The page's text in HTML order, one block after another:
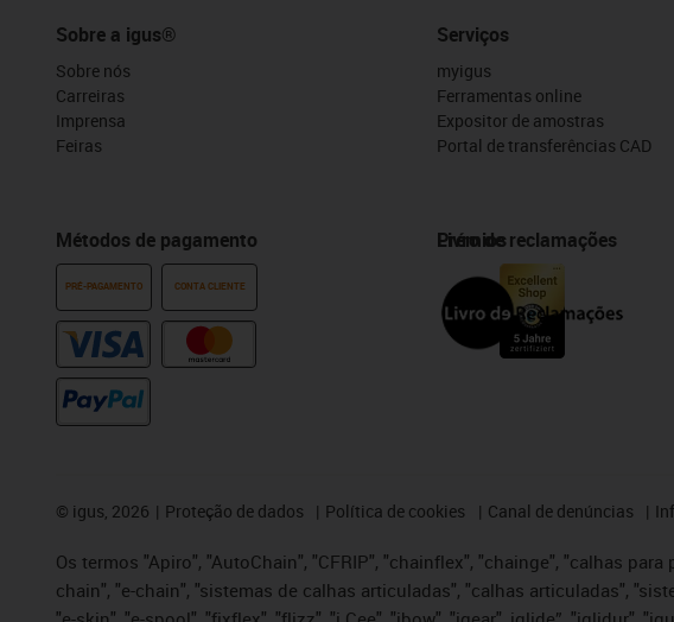
Sobre a igus®
Sobre nós
Carreiras
Imprensa
Feiras
Métodos de pagamento
PRÉ-PAGAMENTO CONTA CLIENTE
Serviços
myigus
Ferramentas online
Expositor de amostras
Portal de transferências CAD
Prémios
Livro de reclamações
© igus, 2026 Proteção de dados Política de cookies Canal de denúncias
Os termos "Apiro", "AutoChain", "CFRIP", "chainflex", "chainge", "calhas
chain", "e-chain", "sistemas de calhas articuladas", "calhas articuladas",